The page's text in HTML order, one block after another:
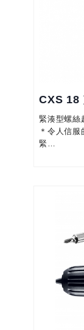
CXS 18
緊湊型螺絲
＊令人信
緊
＊小巧便
實現更有
＊借助
孔、擰緊
＊適用於
的所有配